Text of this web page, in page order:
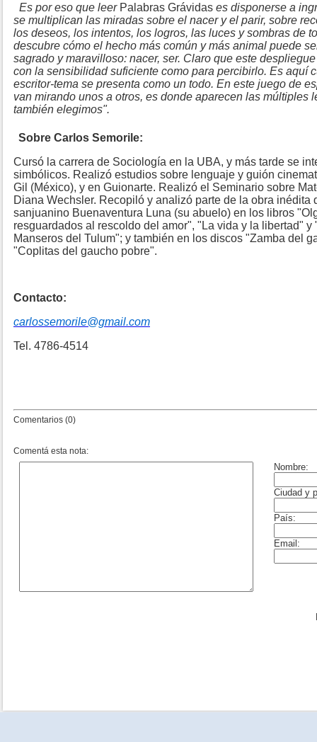
Es por eso que leer Palabras Grávidas es disponerse a
se multiplican las miradas sobre el nacer y el parir, sobre
los deseos, los intentos, los logros, las luces y sombras de
descubre cómo el hecho más común y más animal puede
sagrado y maravilloso: nacer, ser. Claro que este
con la sensibilidad suficiente como para percibirlo. Es aquí
escritor-tema se presenta como un todo. En este juego de
van mirando unos a otros, es donde aparecen las múltiples
también elegimos".
Sobre Carlos Semorile:
Cursó la carrera de Sociología en la UBA, y más tarde se
simbólicos. Realizó estudios sobre lenguaje y guión
Gil (México), y en Guionarte. Realizó el Seminario sobre
Diana Wechsler. Recopiló y analizó parte de la obra inédita
sanjuanino Buenaventura Luna (su abuelo) en los libros
resguardados al rescoldo del amor", "La vida y la libertad"
Manseros del Tulum"; y también en los discos "Zamba del
"Coplitas del gaucho pobre".
Contacto:
carlossemorile@gmail.com
Tel. 4786-4514
Comentarios (0)
Comentá esta nota: